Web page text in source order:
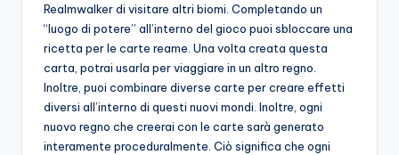
Realmwalker di visitare altri biomi. Completando un
“luogo di potere” all’interno del gioco puoi sbloccare una
ricetta per le carte reame. Una volta creata questa
carta, potrai usarla per viaggiare in un altro regno.
Inoltre, puoi combinare diverse carte per creare effetti
diversi all’interno di questi nuovi mondi. Inoltre, ogni
nuovo regno che creerai con le carte sarà generato
interamente proceduralmente. Ciò significa che ogni